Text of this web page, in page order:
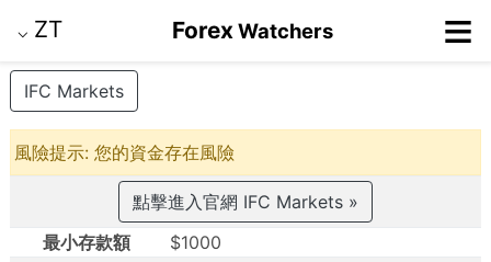
⌵ ZT ForexWatchers ≡
IFC Markets
風險提示: 您的資金存在風險
點擊進入官網 IFC Markets »
最小存款額
$1000